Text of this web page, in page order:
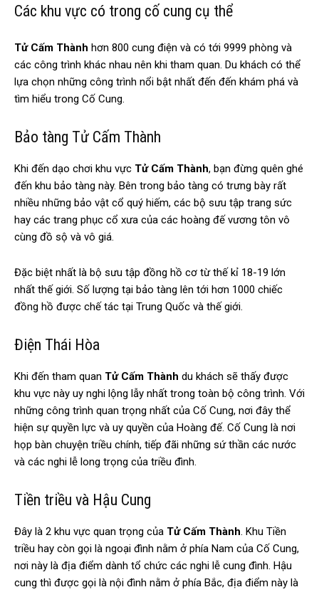
Các khu vực có trong cố cung cụ thể
Tử Cấm Thành hơn 800 cung điện và có tới 9999 phòng và
các công trình khác nhau nên khi tham quan. Du khách có thể
lựa chọn những công trình nổi bật nhất đến đến khám phá và
tìm hiểu trong Cố Cung.
Bảo tàng Tử Cấm Thành
Khi đến dạo chơi khu vực Tử Cấm Thành, bạn đừng quên ghé
đến khu bảo tàng này. Bên trong bảo tàng có trưng bày rất
nhiều những bảo vật cổ quý hiếm, các bộ sưu tập trang sức
hay các trang phục cổ xưa của các hoàng đế vương tôn vô
cùng đồ sộ và vô giá.
Đặc biệt nhất là bộ sưu tập đồng hồ cơ từ thế kỉ 18-19 lớn
nhất thế giới. Số lượng tại bảo tàng lên tới hơn 1000 chiếc
đồng hồ được chế tác tại Trung Quốc và thế giới.
Điện Thái Hòa
Khi đến tham quan Tử Cấm Thành du khách sẽ thấy được
khu vực này uy nghi lộng lẫy nhất trong toàn bộ công trình. Với
những công trình quan trọng nhất của Cố Cung, nơi đây thể
hiện sự quyền lực và uy quyền của Hoàng đế. Cố Cung là nơi
họp bàn chuyện triều chính, tiếp đãi những sứ thần các nước
và các nghi lễ long trọng của triều đình.
Tiền triều và Hậu Cung
Đây là 2 khu vực quan trọng của Tử Cấm Thành. Khu Tiền
triều hay còn gọi là ngoại đình nằm ở phía Nam của Cố Cung,
nơi này là địa điểm dành tổ chức các nghi lễ cung đình. Hậu
cung thì được gọi là nội đình nằm ở phía Bắc, địa điểm này là